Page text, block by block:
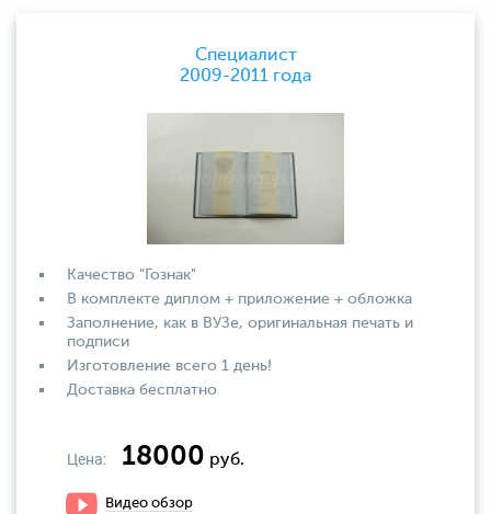
Специалист
2009-2011 года
Качество "Гознак"
В комплекте диплом + приложение + обложка
Заполнение, как в ВУЗе, оригинальная печать и
подписи
Изготовление всего 1 день!
Доставка бесплатно
Цена: 18000 руб.
Видео обзор